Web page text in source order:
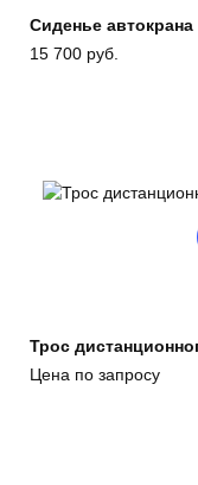
Сиденье автокрана
15 700 руб.
Трос
Цена по запросу